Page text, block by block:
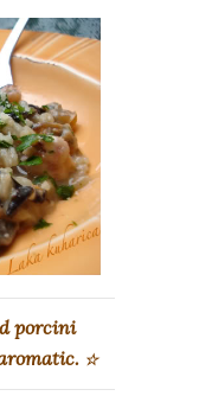
porcini
☆